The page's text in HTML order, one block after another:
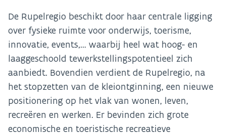
De Rupelregio beschikt door haar centrale ligging
over fysieke ruimte voor onderwijs, toerisme,
innovatie, events,… waarbij heel wat hoog- en
laaggeschoold tewerkstellingspotentieel zich
aanbiedt. Bovendien verdient de Rupelregio, na
het stopzetten van de kleiontginning, een nieuwe
positionering op het vlak van wonen, leven,
recreëren en werken. Er bevinden zich grote
economische en toeristische recreatieve